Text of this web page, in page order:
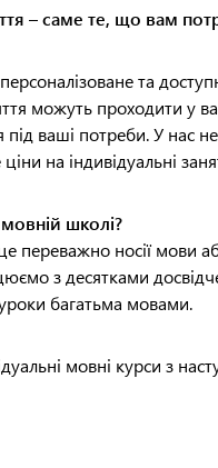
– саме те, що вам
та
можуть проходити у
ваші потреби. У нас
на індивідуальні
школі?
переважно носії мови
з десятками
багатьма мовами.
мовні курси з